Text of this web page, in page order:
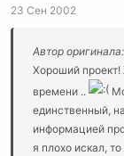
23 Сен 2002
Автор
Хороший проект!
времени ..
единственный,
информацией
я плохо искал,